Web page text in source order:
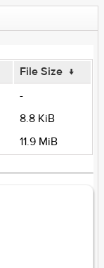
File Size ↓
-
8.8 KiB
11.9 MiB